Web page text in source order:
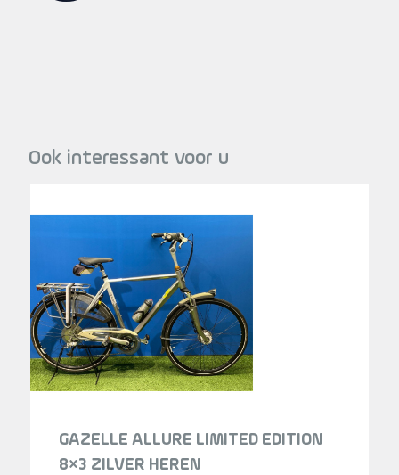
Ook interessant voor u
GAZELLE ALLURE LIMITED EDITION
8×3 ZILVER HEREN